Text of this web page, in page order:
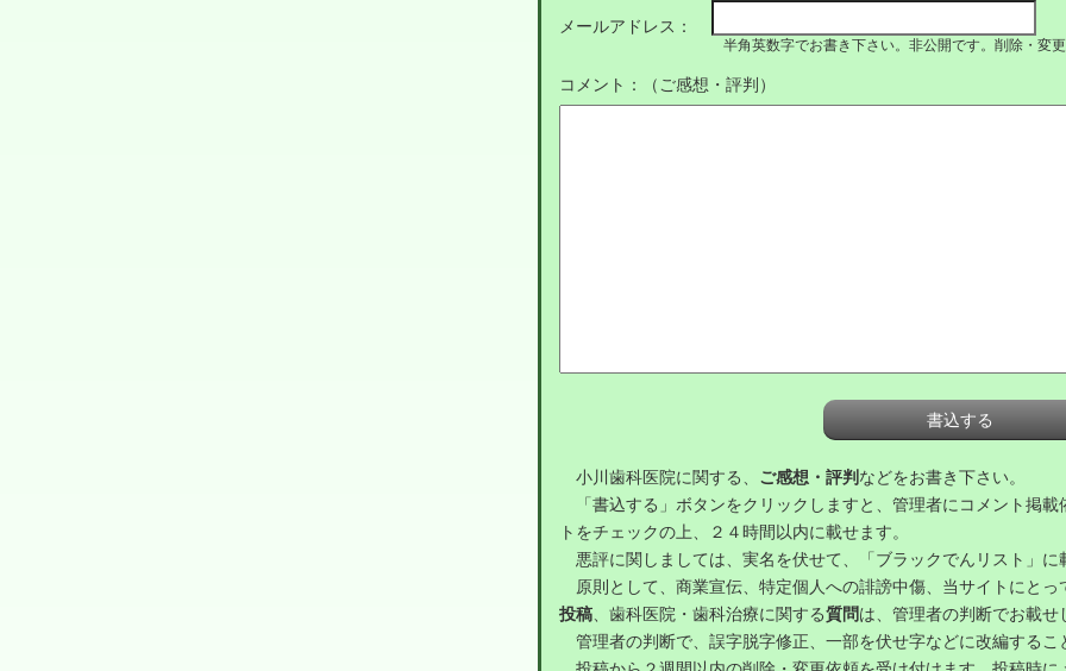
メールアドレス：
半角英数字でお書き下さい。非公開です。削除・変
コメント：（ご感想・評判）
小川歯科医院に関する、 ご感想・評判 などをお書き下さい。
「書込する」ボタンをクリックしますと、管理者にコメント掲
トをチェックの上、２４時間以内に載せます。
悪評に関しましては、実名を伏せて、「ブラックでんリスト」に
原則として、商業宣伝、特定個人への誹謗中傷、当サイトにとっ
投稿 、歯科医院・歯科治療に関する質問は、管理者の判断でお載
管理者の判断で、誤字脱字修正、一部を伏せ字などに改編するこ